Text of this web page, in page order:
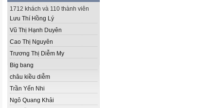
1712 khách và 110 thành viên
Lưu Thí Hồng Lý
Vũ Thị Hạnh Duyên
Cao Thị Nguyên
Trương Thị Diễm My
Big bang
châu kiều diễm
Trần Yến Nhi
Ngô Quang Khải